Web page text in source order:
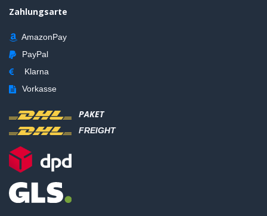
Zahlungsarte
AmazonPay
PayPal
Klarna
Vorkasse
PAKET
FREIGHT